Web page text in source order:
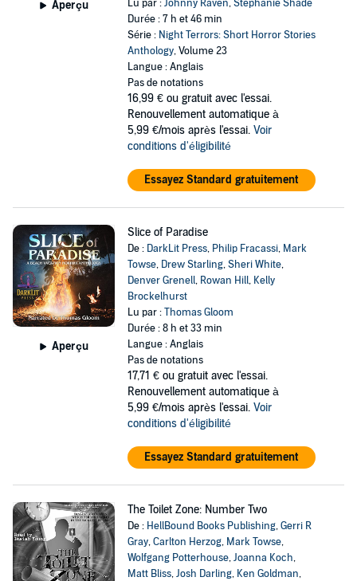
Aperçu
Lu par :Johnny Raven,Stephanie Shade
Durée : 7 h et 46 min
Série : Night Terrors: Short Horror Stories
Anthology, Volume 23
Langue : Anglais
Pas de notations
16,99 € ou gratuit avec l'essai.
Renouvellement automatique à
5,99 €/mois après l'essai. Voir
conditions d'éligibilité
Essayez Standard gratuitement
Aperçu
Slice of Paradise
De : DarkLit Press, Philip Fracassi, Mark
Towse, Drew Starling,Sheri White,
Denver Grenell, Rowan Hill, Kelly
Brockelhurst
Lu par :Thomas Gloom
Durée : 8 h et 33 min
Langue : Anglais
Pas de notations
17,71 € ou gratuit avec l'essai.
Renouvellement automatique à
5,99 €/mois après l'essai. Voir
conditions d'éligibilité
Essayez Standard gratuitement
The Toilet Zone: Number Two
De : HellBound Books Publishing,Gerri R
Gray,Carlton Herzog, Mark Towse,
Wolfgang Potterhouse,Joanna Koch,
Matt Bliss,Josh Darling, Ken Goldman,